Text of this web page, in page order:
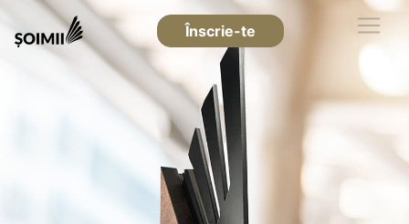
Înscrie-te